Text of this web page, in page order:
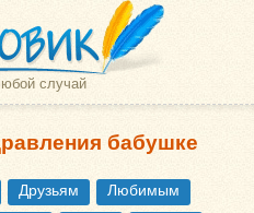
случай
бабушке
Друзьям
Любимым